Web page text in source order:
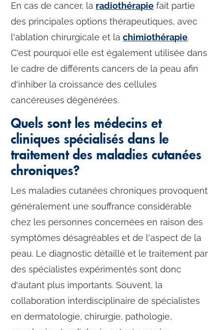
En cas de cancer, la radiothérapie fait partie
des principales options thérapeutiques, avec
l'ablation chirurgicale et lachimiothérapie.
C'est pourquoi elle est également utilisée dans
le cadre de différents cancers de la peau afin
d'inhiber la croissance des cellules
cancéreuses dégénérées.
Quels sont les médecins et
cliniques spécialisés dans le
traitement des maladies cutanées
chroniques?
Les maladies cutanées chroniques provoquent
généralement une souffrance considérable
chez les personnes concernées en raison des
symptômes désagréables et de l'aspect de la
peau. Le diagnostic détaillé et le traitement par
des spécialistes expérimentés sont donc
d'autant plus importants. Souvent, la
collaboration interdisciplinaire de spécialistes
en dermatologie, chirurgie, pathologie,